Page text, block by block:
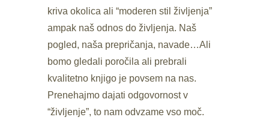
kriva okolica ali “moderen stil življenja”
ampak naš odnos do življenja. Naš
pogled, naša prepričanja, navade…Ali
bomo gledali poročila ali prebrali
kvalitetno knjigo je povsem na nas.
Prenehajmo dajati odgovornost v
“življenje”, to nam odvzame vso moč.